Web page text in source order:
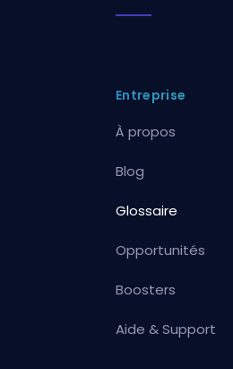
Entreprise
À propos
Blog
Glossaire
Opportunités
Boosters
Aide & Support